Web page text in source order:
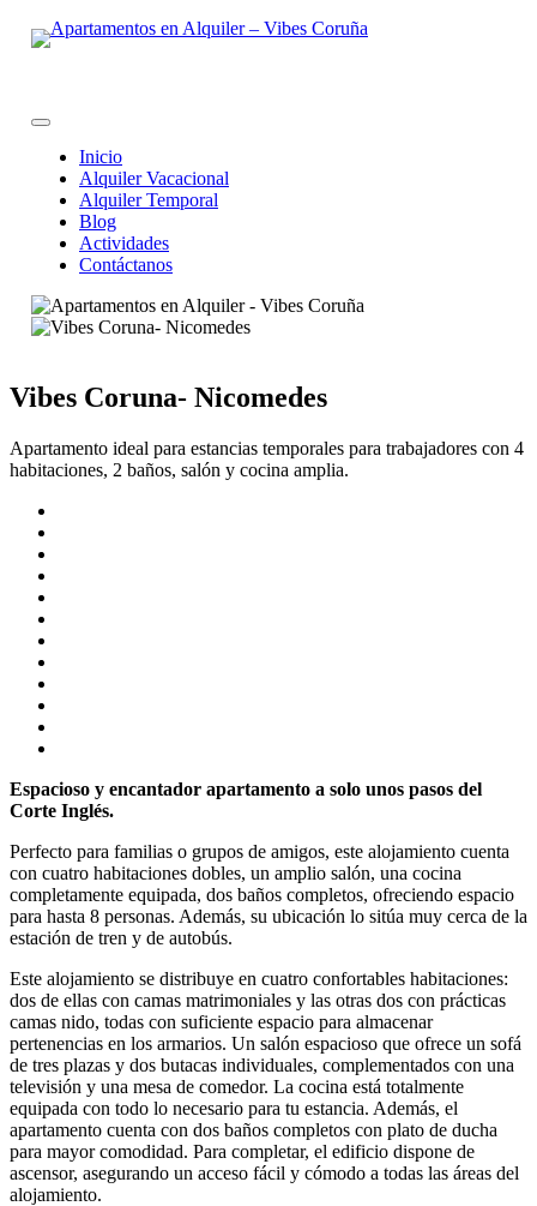
Inicio
Alquiler Vacacional
Alquiler Temporal
Blog
Actividades
Contáctanos
Vibes Coruna- Nicomedes
Apartamento ideal para estancias temporales para trabajadores con 4
habitaciones, 2 baños, salón y cocina amplia.
Espacioso y encantador apartamento a solo unos pasos del
Corte Inglés.
Perfecto para familias o grupos de amigos, este alojamiento cuenta
con cuatro habitaciones dobles, un amplio salón, una cocina
completamente equipada, dos baños completos, ofreciendo espacio
para hasta 8 personas. Además, su ubicación lo sitúa muy cerca de la
estación de tren y de autobús.
Este alojamiento se distribuye en cuatro confortables habitaciones:
dos de ellas con camas matrimoniales y las otras dos con prácticas
camas nido, todas con suficiente espacio para almacenar
pertenencias en los armarios. Un salón espacioso que ofrece un sofá
de tres plazas y dos butacas individuales, complementados con una
televisión y una mesa de comedor. La cocina está totalmente
equipada con todo lo necesario para tu estancia. Además, el
apartamento cuenta con dos baños completos con plato de ducha
para mayor comodidad. Para completar, el edificio dispone de
ascensor, asegurando un acceso fácil y cómodo a todas las áreas del
alojamiento.